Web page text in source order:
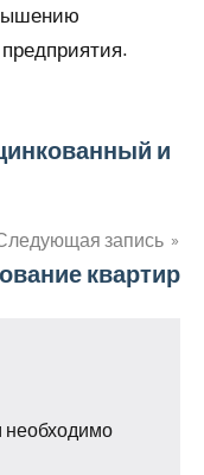
и
запись
квартир
необходимо